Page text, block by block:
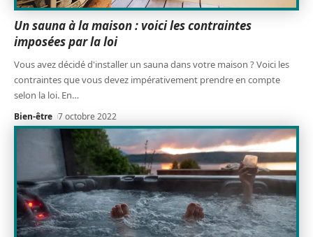
Un sauna à la maison : voici les contraintes
imposées par la loi
Vous avez décidé d'installer un sauna dans votre maison ? Voici les
contraintes que vous devez impérativement prendre en compte
selon la loi. En…
Bien-être 7 octobre 2022